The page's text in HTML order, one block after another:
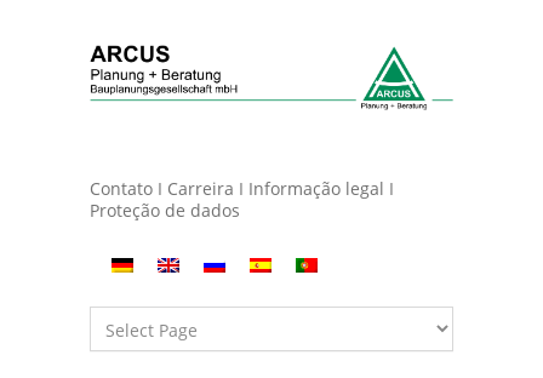
Contato I Carreira I Informação legal I
Proteção de dados